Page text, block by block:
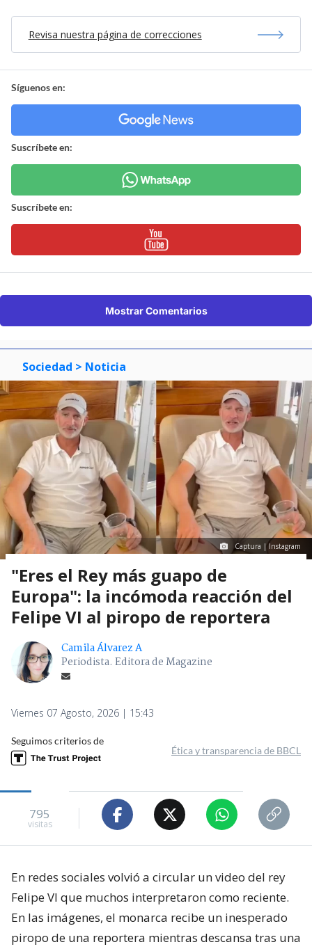
Revisa nuestra página de correcciones
Síguenos en:
Suscríbete en:
Suscríbete en:
Mostrar Comentarios
Sociedad > Noticia
Captura | Instagram
"Eres el Rey más guapo de
Europa": la incómoda reacción del
Felipe VI al piropo de reportera
Camila Álvarez A
Periodista. Editora de Magazine
Viernes 07 Agosto, 2026 | 15:43
Seguimos criterios de
Ética y transparencia de BBCL
795
visitas
En redes sociales volvió a circular un video del rey
Felipe VI que muchos interpretaron como reciente.
En las imágenes, el monarca recibe un inesperado
piropo de una reportera mientras descansa tras una